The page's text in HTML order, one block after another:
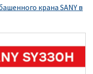
крана SANY в